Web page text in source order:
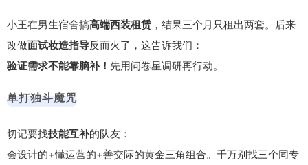
小王在男生宿舍搞高端西装租赁 ，结果三个月只租出两套。后来
改做面试妆造指导反而火了，这告诉我们：
验证需求不能靠脑补！ 先用问卷星调研再行动。
单打独斗魔咒
切记要找技能互补的队友：
会设计的+懂运营的+善交际的黄金三角组合。千万别找三个同专